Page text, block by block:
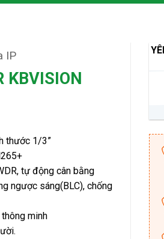
IP
KBVISION
thước 1/3”
tự động cân bằng
ngược sáng(BLC), chống
minh